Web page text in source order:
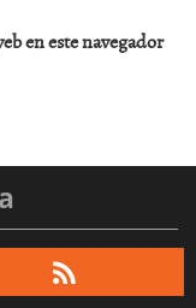
en este navegador